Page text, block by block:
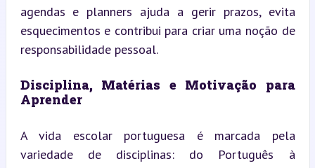
agendas e planners ajuda a gerir prazos, evita
esquecimentos e contribui para criar uma noção de
responsabilidade pessoal.
Disciplina, Matérias e Motivação para
Aprender
A vida escolar portuguesa é marcada pela
variedade de disciplinas: do Português à